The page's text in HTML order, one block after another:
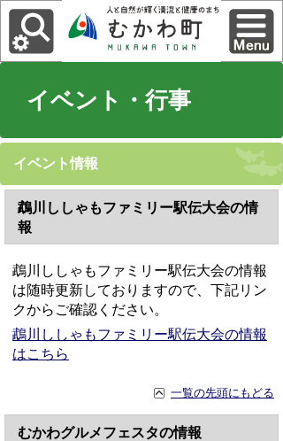
イベント・行事
イベント情報
鵡川ししゃもファミリー駅伝大会の情
報
鵡川ししゃもファミリー駅伝大会の情報
は随時更新しておりますので、下記リン
クからご確認ください。
鵡川ししゃもファミリー駅伝大会の情報
はこちら
一覧の先頭にもどる
むかわグルメフェスタの情報